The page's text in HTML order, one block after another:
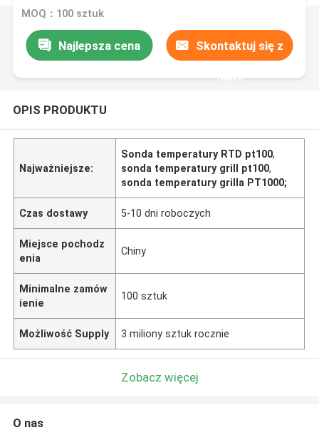
MOQ：100 sztuk
Najlepsza cena Skontaktuj się z
nami
OPIS PRODUKTU
Najważniejsze:
Sonda temperatury RTD pt100,
sonda temperatury grill pt100,
sonda temperatury grilla PT1000;
Czas dostawy 5-10 dni roboczych
Miejsce pochodz
enia
Chiny
Minimalne zamów
ienie
100 sztuk
Możliwość Supply 3 miliony sztuk rocznie
Zobacz więcej
O nas